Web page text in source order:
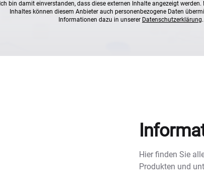
Ich bin damit einverstanden, dass diese externen Inhalte angezeigt
Inhaltes können diesem Anbieter auch personenbezogene Daten
Informationen dazu in unserer Datenschutzerklärung.
Hier finden Sie
Produkten und